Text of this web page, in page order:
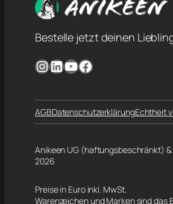
Bestelle jetzt deinen
InstagramLinkedIn YouTube Facebook
AGBDatenschutzerklärungEchtheit
Anikeen UG (haftungsbeschränkt) &
2026
Preise in Euro inkl. MwSt.
Warenzeichen und Marken sind das